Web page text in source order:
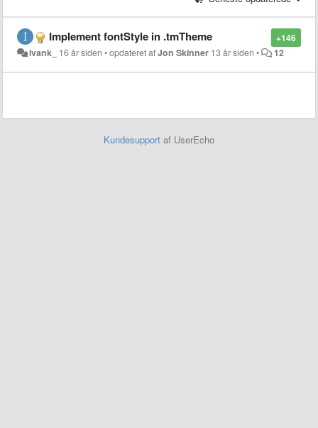
+146
Implement fontStyle in .tmTheme
ivank_ 16 år siden •opdateret afJon Skinner 13 år siden • 12
Kundesupport af UserEcho